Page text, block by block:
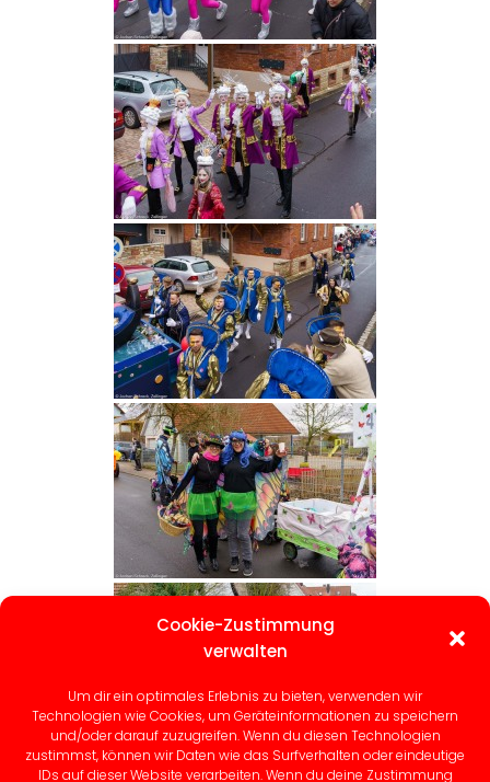
Cookie-Zustimmung
verwalten
Um dir ein optimales Erlebnis zu bieten, verwenden wir
Technologien wie Cookies, um Geräteinformationen zu speichern
und/oder darauf zuzugreifen. Wenn du diesen Technologien
zustimmst, können wir Daten wie das Surfverhalten oder eindeutige
IDs auf dieser Website verarbeiten. Wenn du deine Zustimmung